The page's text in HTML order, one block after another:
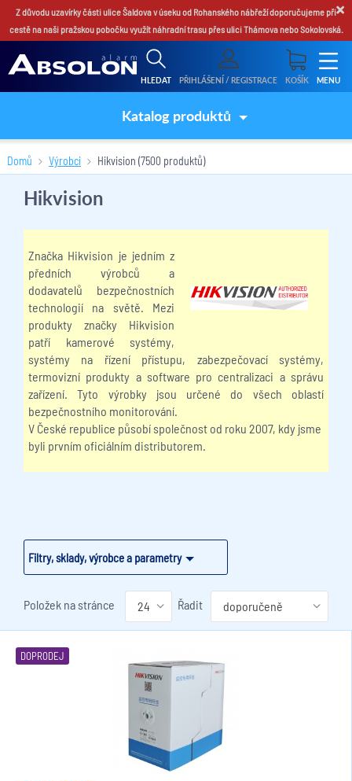
×
Z důvodu uzavírky části ulice Šaldova v úseku od Rohanského nábřeží doporučujeme při
cestě na naši pražskou pobočku využít náhradní trasu přes ulici Thámova nebo Sokolovská.
HLEDAT PŘIHLÁŠENÍ / REGISTRACE KOŠÍK MENU
Katalog produktů
Domů Výrobci Hikvision (7500 produktů)
Filtry, sklady, výrobce a parametry
Hikvision
Značka Hikvision je jedním z
předních výrobců a
dodavatelů bezpečnostních
technologií na světě. Mezi
produkty značky Hikvision
patří kamerové systémy,
systémy na řízení přístupu, zabezpečovací systémy,
termovizní produkty a software pro centralizaci a správu
zařízení. Tyto výrobky jsou určené do všech oblastí
bezpečnostního monitorování.
V České republice působí společnost od roku 2007, kdy jsme
byli prvním oficiálním distributorem.
Položek na stránce Řadit
DOPRODEJ